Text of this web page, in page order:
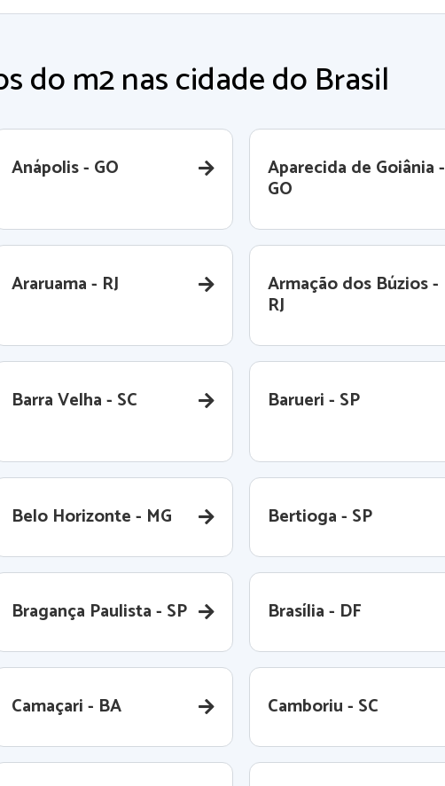
do m2 nas cidade do Brasil
Anápolis - GO Aparecida de Goiânia -
GO
Araruama - RJ Armação dos Búzios -
RJ
Barra Velha - SC Barueri - SP
Belo Horizonte - MG Bertioga - SP
Bragança Paulista - SP Brasília - DF
Camaçari - BA Camboriu - SC